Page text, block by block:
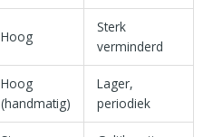
Hoog
Sterk
verminderd
Hoog
(handmatig)
Lager,
periodiek